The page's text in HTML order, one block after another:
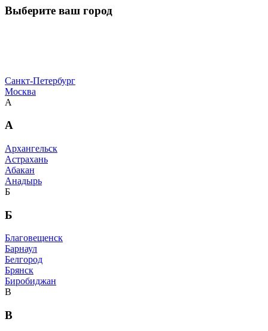
Выберите ваш город
Санкт-Петербург
Москва
А
А
Архангельск
Астрахань
Абакан
Анадырь
Б
Б
Благовещенск
Барнаул
Белгород
Брянск
Биробиджан
В
В